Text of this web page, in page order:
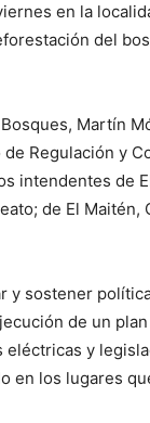
en la
del
Martín
Regulación y
intendentes de
de El Maitén,
y sostener
de un
eléctricas y
en los lugares